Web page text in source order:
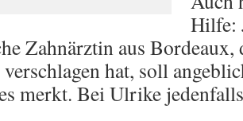
Hilfe:
Zahnärztin aus Bordeaux,
hat, soll
merkt. Bei Ulrike